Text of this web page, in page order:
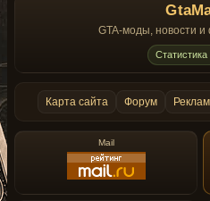
GTA-моды, новости и
Статистика
Карта сайта Форум
Mail